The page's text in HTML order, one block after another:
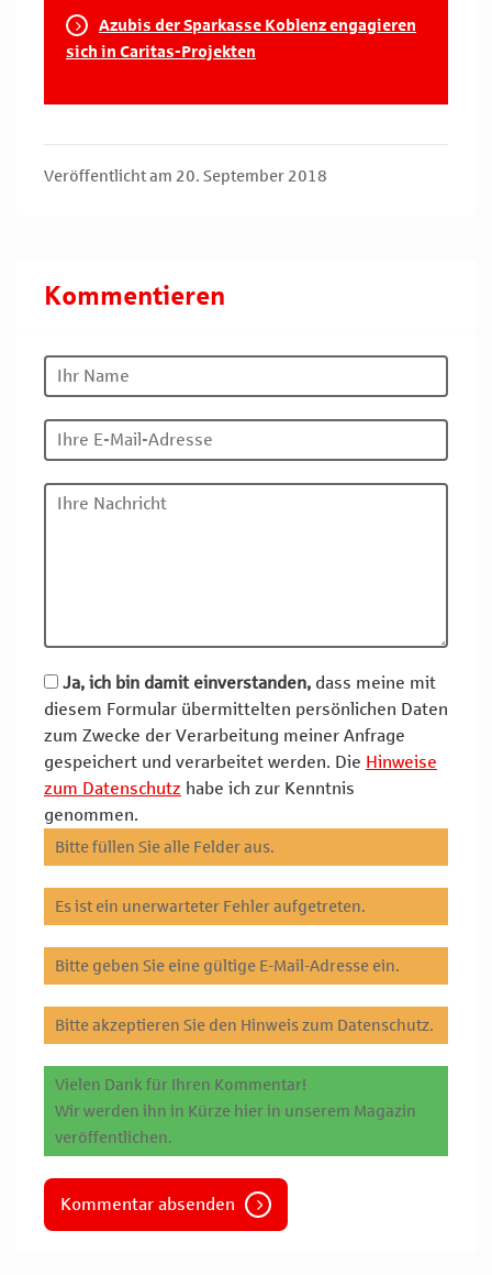
Azubis der Sparkasse Koblenz engagieren
sich in Caritas-Projekten
Veröffentlicht am 20. September 2018
Kommentieren
Ja, ich bin damit einverstanden, dass meine mit
diesem Formular übermittelten persönlichen Daten
zum Zwecke der Verarbeitung meiner Anfrage
gespeichert und verarbeitet werden. Die Hinweise
zum Datenschutz habe ich zur Kenntnis
genommen.
Bitte füllen Sie alle Felder aus.
Es ist ein unerwarteter Fehler aufgetreten.
Bitte geben Sie eine gültige E-Mail-Adresse ein.
Bitte akzeptieren Sie den Hinweis zum Datenschutz.
Vielen Dank für Ihren Kommentar!
Wir werden ihn in Kürze hier in unserem Magazin
veröffentlichen.
Kommentar absenden